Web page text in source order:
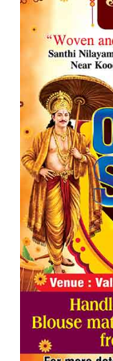
Get In Touch
Twitter
LinkedIn
YouTube